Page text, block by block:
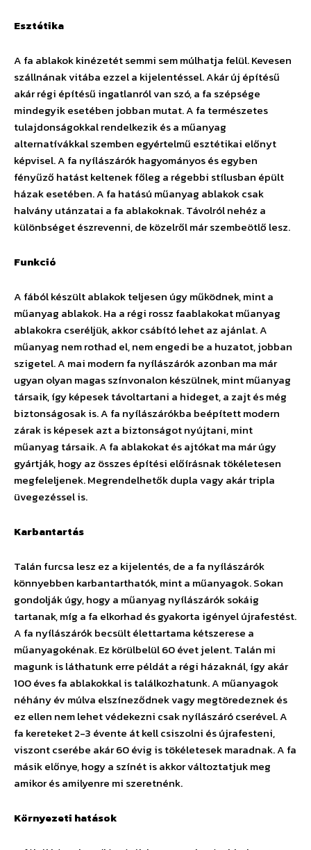
Esztétika
A fa ablakok kinézetét semmi sem múlhatja felül. Kevesen
szállnának vitába ezzel a kijelentéssel. Akár új építésű
akár régi építésű ingatlanról van szó, a fa szépsége
mindegyik esetében jobban mutat. A fa természetes
tulajdonságokkal rendelkezik és a műanyag
alternatívákkal szemben egyértelmű esztétikai előnyt
képvisel. A fa nyílászárók hagyományos és egyben
fényűző hatást keltenek főleg a régebbi stílusban épült
házak esetében. A fa hatású műanyag ablakok csak
halvány utánzatai a fa ablakoknak. Távolról nehéz a
különbséget észrevenni, de közelről már szembeötlő lesz.
Funkció
A fából készült ablakok teljesen úgy működnek, mint a
műanyag ablakok. Ha a régi rossz faablakokat műanyag
ablakokra cseréljük, akkor csábító lehet az ajánlat. A
műanyag nem rothad el, nem engedi be a huzatot, jobban
szigetel. A mai modern fa nyílászárók azonban ma már
ugyan olyan magas színvonalon készülnek, mint műanyag
társaik, így képesek távoltartani a hideget, a zajt és még
biztonságosak is. A fa nyílászárókba beépített modern
zárak is képesek azt a biztonságot nyújtani, mint
műanyag társaik. A fa ablakokat és ajtókat ma már úgy
gyártják, hogy az összes építési előírásnak tökéletesen
megfeleljenek. Megrendelhetők dupla vagy akár tripla
üvegezéssel is.
Karbantartás
Talán furcsa lesz ez a kijelentés, de a fa nyílászárók
könnyebben karbantarthatók, mint a műanyagok. Sokan
gondolják úgy, hogy a műanyag nyílászárók sokáig
tartanak, míg a fa elkorhad és gyakorta igényel újrafestést.
A fa nyílászárók becsült élettartama kétszerese a
műanyagokénak. Ez körülbelül 60 évet jelent. Talán mi
magunk is láthatunk erre példát a régi házaknál, így akár
100 éves fa ablakokkal is találkozhatunk. A műanyagok
néhány év múlva elszíneződnek vagy megtöredeznek és
ez ellen nem lehet védekezni csak nyílászáró cserével. A
fa kereteket 2-3 évente át kell csiszolni és újrafesteni,
viszont cserébe akár 60 évig is tökéletesek maradnak. A fa
másik előnye, hogy a színét is akkor változtatjuk meg
amikor és amilyenre mi szeretnénk.
Környezeti hatások